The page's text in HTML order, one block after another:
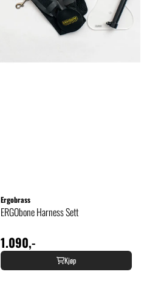
Ergobrass
ERGObone Harness Sett
1.090,-
Kjøp